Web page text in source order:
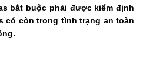
bắt buộc phải được kiểm định
có còn trong tình trạng an toàn